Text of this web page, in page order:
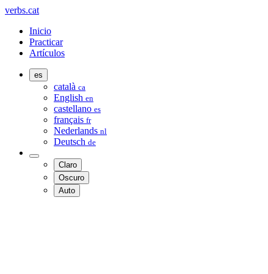
verbs.cat
Inicio
Practicar
Artículos
es
català ca
English en
castellano es
français fr
Nederlands nl
Deutsch de
Claro
Oscuro
Auto